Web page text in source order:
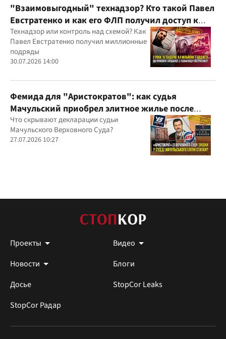
"Взаимовыгодный" технадзор? Кто такой Павел
Евстратенко и как его ФЛП получил доступ к
бюджетным миллионам?
Технадзор или контроль над схемой? Как
Павел Евстратенко получил миллионные
подряды
30.07.2026 14:00
Фемида для "Аристократов": как судья
Мачульский приобрел элитное жилье после
вердикта в пользу застройщика?
Что скрывают декларации судьи
Мачульского Верховного Суда?
27.07.2026 10:27
Проекты
Видео
Новости
Блоги
Досье
StopCor Leaks
StopCor Радар